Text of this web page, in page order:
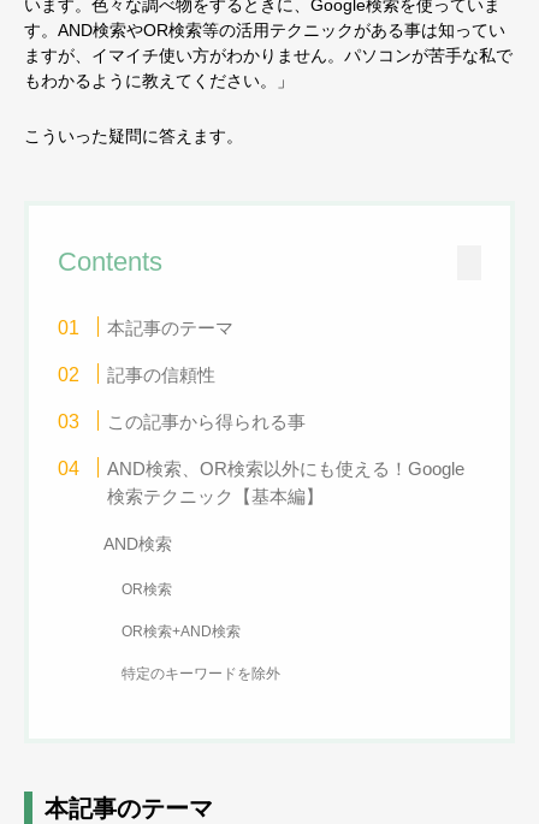
います。色々な調べ物をするときに、Google検索を使っていま
す。AND検索やOR検索等の活用テクニックがある事は知ってい
ますが、イマイチ使い方がわかりません。パソコンが苦手な私で
もわかるように教えてください。」
こういった疑問に答えます。
Contents
本記事のテーマ
記事の信頼性
この記事から得られる事
AND検索、OR検索以外にも使える！Google
検索テクニック【基本編】
AND検索
OR検索
OR検索+AND検索
特定のキーワードを除外
本記事のテーマ